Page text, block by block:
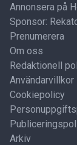
Annonsera på
Sponsor:
Prenumerera
Om oss
Redaktionell
Användarvillkor
Cookiepolicy
Arkiv